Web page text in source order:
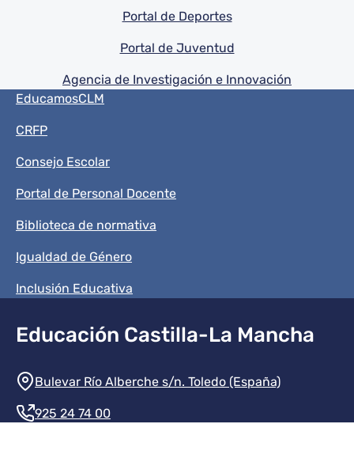
Portal de Deportes
Portal de Juventud
Agencia de Investigación e Innovación
Menú del pie
EducamosCLM
CRFP
Consejo Escolar
Portal de Personal Docente
Biblioteca de normativa
Igualdad de Género
Inclusión Educativa
Educación Castilla-La Mancha
Información de la institución
Bulevar Río Alberche s/n. Toledo (España)
925 24 74 00